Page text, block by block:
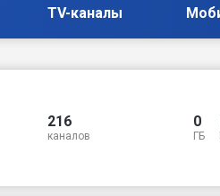
TV-каналы
216
каналов
0
ГБ